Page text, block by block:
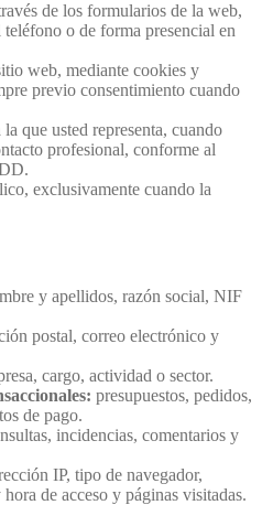
de los formularios de la web,
o de forma presencial en
web, mediante cookies y
previo consentimiento cuando
que usted representa, cuando
profesional, conforme al
exclusivamente cuando la
y apellidos, razón social, NIF
postal, correo electrónico y
cargo, actividad o sector.
presupuestos, pedidos,
de pago.
incidencias, comentarios y
IP, tipo de navegador,
de acceso y páginas visitadas.